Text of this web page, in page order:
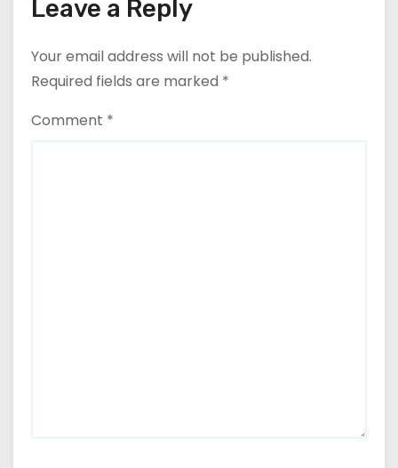
Leave a Reply
Your email address will not be published.
Required fields are marked *
Comment *